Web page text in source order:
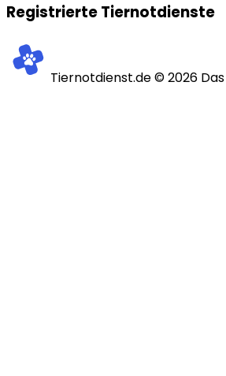
Registrierte Tiernotdienste
Tiernotdienst.de ©2026